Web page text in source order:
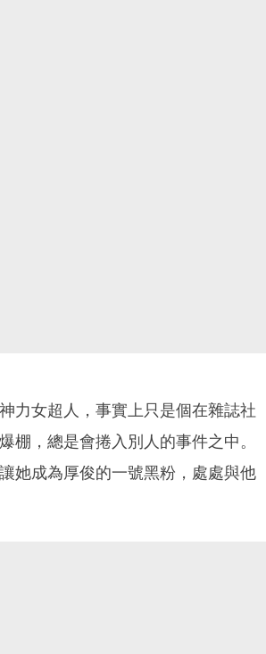
力女超人，事實上只是個在雜誌社
棚，總是會捲入別人的事件之中。
她成為厚俊的一號黑粉，處處與他